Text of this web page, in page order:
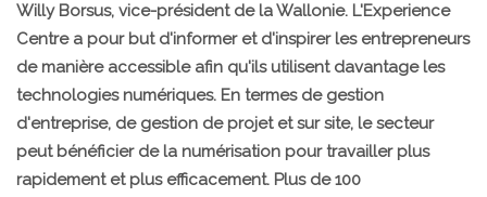
Willy Borsus, vice-président de la Wallonie. L'Experience
Centre a pour but d'informer et d'inspirer les entrepreneurs
de manière accessible afin qu'ils utilisent davantage les
technologies numériques. En termes de gestion
d'entreprise, de gestion de projet et sur site, le secteur
peut bénéficier de la numérisation pour travailler plus
rapidement et plus efficacement. Plus de 100